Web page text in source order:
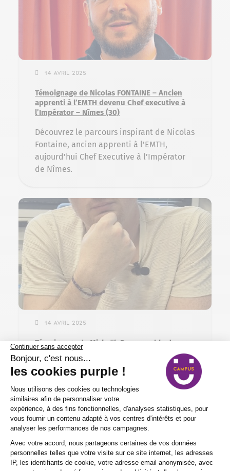
14 avril 2025
Témoignage de Nicolas FONTAINE – Ancien
apprenti à l’EMTH devenu Chef executive à
l’Impérator – Nîmes (30)
Découvrez le parcours inspirant de Nicolas
Fontaine, ancien apprenti à l’EMTH,
aujourd’hui Chef Executive à l’Impérator
de Nîmes.
14 avril 2025
Témoignage de Mickaël, Responsable du
magasin Darty Balaruc
Mickaël de Darty Balaruc témoigne de
l'accompagnement de Purple Campus
Sète pour recruter efficacement un
apprenti en alternance.